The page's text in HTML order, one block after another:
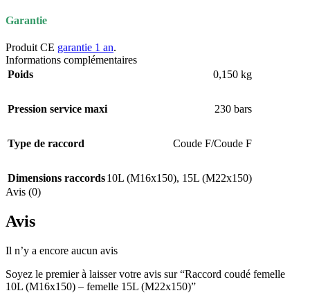
Garantie
Produit CE garantie 1 an.
Informations complémentaires
Poids
0,150 kg
Pression service maxi 230 bars
Type de raccord Coude F/Coude F
Dimensions raccords10L (M16x150), 15L (M22x150)
Avis (0)
Avis
Il n’y a encore aucun avis
Soyez le premier à laisser votre avis sur “Raccord coudé femelle
10L (M16x150) – femelle 15L (M22x150)”